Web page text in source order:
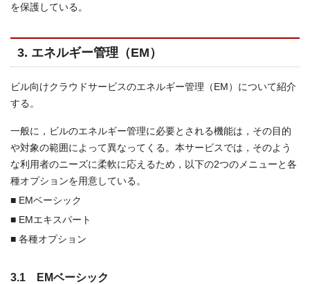
を保護している。
3. エネルギー管理（EM）
ビル向けクラウドサービスのエネルギー管理（EM）について紹介
する。
一般に，ビルのエネルギー管理に必要とされる機能は，その目的
や対象の範囲によって異なってくる。本サービスでは，そのよう
な利用者のニーズに柔軟に応えるため，以下の2つのメニューと各
種オプションを用意している。
■ EMベーシック
■ EMエキスパート
■ 各種オプション
3.1 EMベーシック